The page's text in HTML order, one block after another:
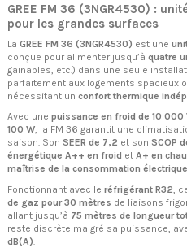
GREE FM 36 (3NGR4530) :
pour les grandes surfaces
La GREE FM 36 (3NGR4530) est une
conçue pour alimenter jusqu’à quatre
gainables, etc.) dans une seule
parfaitement aux logements spacieux
nécessitant un confort thermique
Avec une puissance en froid de 10 000
100 W, la FM 36 garantit une
saison. Son SEER de 7,2 et son SCOP
énergétique A++ en froid et A+ en
maîtrise de la consommation électrique
Fonctionnant avec le réfrigérant R32 ,
de gaz pour 30 mètres de liaisons
allant jusqu’à 75 mètres de longueur
reste discrète malgré sa puissance,
dB(A)